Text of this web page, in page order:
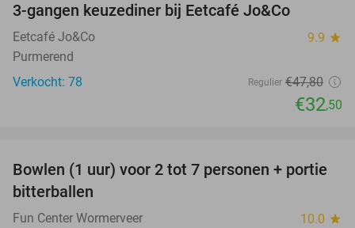
3-gangen keuzediner bij Eetcafé Jo&Co
Eetcafé Jo&Co 9.9 star
Purmerend
Verkocht: 78
Regulier €47,80
€32,50
37%
Bowlen (1 uur) voor 2 tot 7 personen + portie
bitterballen
Fun Center Wormerveer 10.0 star